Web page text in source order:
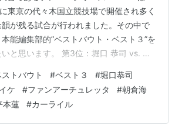
東京の代々木国立競技場で開催され多く
が残る試合が行われました。その中で
能編集部的”ベストバウト・ベスト３”を
と思います。 第3位：堀口 恭司 vs. セ
2021年のBellator 272での敗戦は堀口に
でした。その試合では終始優勢だった
ペティスが4ラウンド目にラッキーパン
クフィストで堀口をノックアウトし、
ストバウト #ベスト３ #堀口恭司
ケ #ファンアーチュレッタ #朝倉海
本蓮 #カーライル